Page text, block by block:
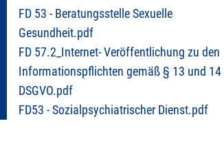
FD 53 - Beratungsstelle Sexuelle
Gesundheit.pdf
FD 57.2_Internet- Veröffentlichung zu den
Informationspflichten gemäß § 13 und 14
DSGVO.pdf
FD53 - Sozialpsychiatrischer Dienst.pdf